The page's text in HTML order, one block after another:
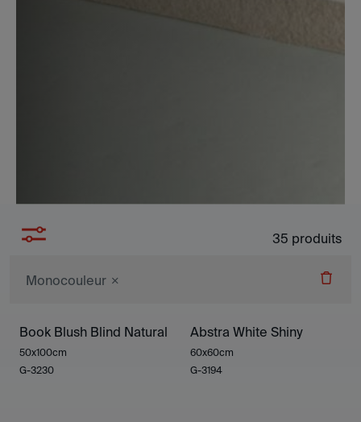
35 produits
Monocouleur
Book Blush Blind Natural
50x100cm
G-3230
Abstra White Shiny
60x60cm
G-3194